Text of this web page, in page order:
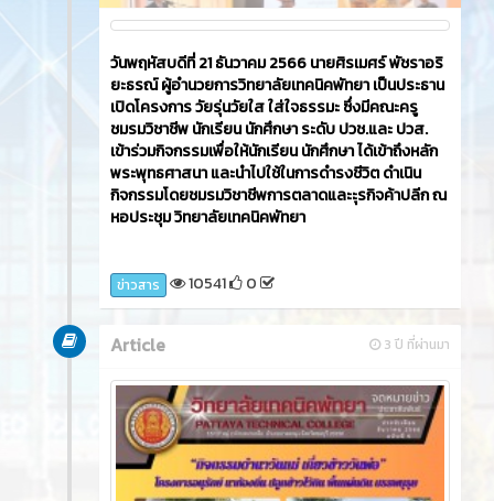
วันพฤหัสบดีที่ 21 ธันวาคม 2566​ นายศิรเมศร์ พัชราอริ
ยะธรณ์ ผู้อำนวยการวิทยาลัยเทคนิคพัทยา เป็นประธาน
เปิดโครงการ วัยรุ่นวัยใส ใส่ใจธรรมะ ซึ่งมีคณะครู
ชมรมวิชาชีพ นักเรียน นักศึกษา ระดับ ปวช.และ ปวส.
เข้าร่วมกิจกรรมเพื่อให้นักเรียน นักศึกษา ได้เข้าถึงหลัก
พระพุทธศาสนา และนำไปใช้ในการดำรงชีวิต ดำเนิน
กิจกรรมโดยชมรมวิชาชีพการตลาดและะุรกิจค้าปลีก ณ
หอประชุม วิทยาลัยเทคนิคพัทยา
ข่าวสาร 10541 0
3 ปี ที่ผ่านมา
Article